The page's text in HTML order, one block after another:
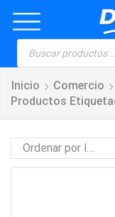
Inicio Comercio
Productos